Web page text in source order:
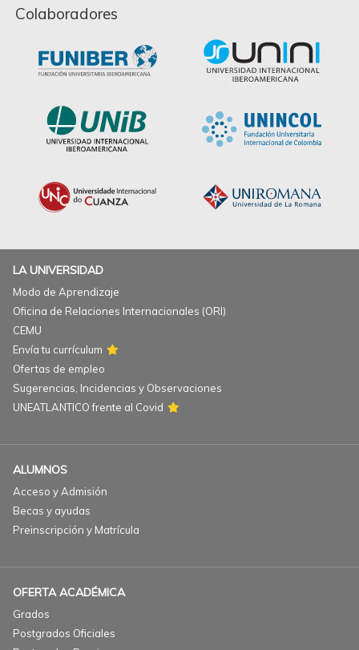
Colaboradores
LA UNIVERSIDAD
Modo de Aprendizaje
Oficina de Relaciones Internacionales (ORI)
CEMU
Envía tu currículum
Ofertas de empleo
Sugerencias, Incidencias y Observaciones
UNEATLANTICO frente al Covid
ALUMNOS
Acceso y Admisión
Becas y ayudas
Preinscripción y Matrícula
OFERTA ACADÉMICA
Grados
Postgrados Oficiales